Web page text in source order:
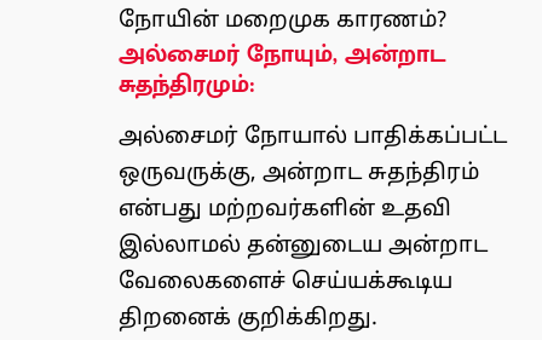
நோயின் மறைமுக காரணம்?
அல்சைமர் நோயும், அன்றாட
சுதந்திரமும்:
அல்சைமர் நோயால் பாதிக்கப்பட்ட
ஒருவருக்கு, அன்றாட சுதந்திரம்
என்பது மற்றவர்களின் உதவி
இல்லாமல் தன்னுடைய அன்றாட
வேலைகளைச் செய்யக்கூடிய
திறனைக் குறிக்கிறது.